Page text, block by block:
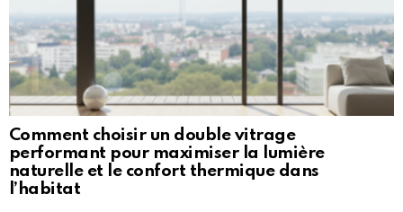
Comment choisir un double vitrage
performant pour maximiser la lumière
naturelle et le confort thermique dans
l’habitat